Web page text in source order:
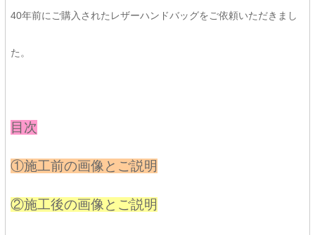
40年前にご購入されたレザーハンドバッグをご依頼いただきまし
た。
目次
①施工前の画像とご説明
②施工後の画像とご説明